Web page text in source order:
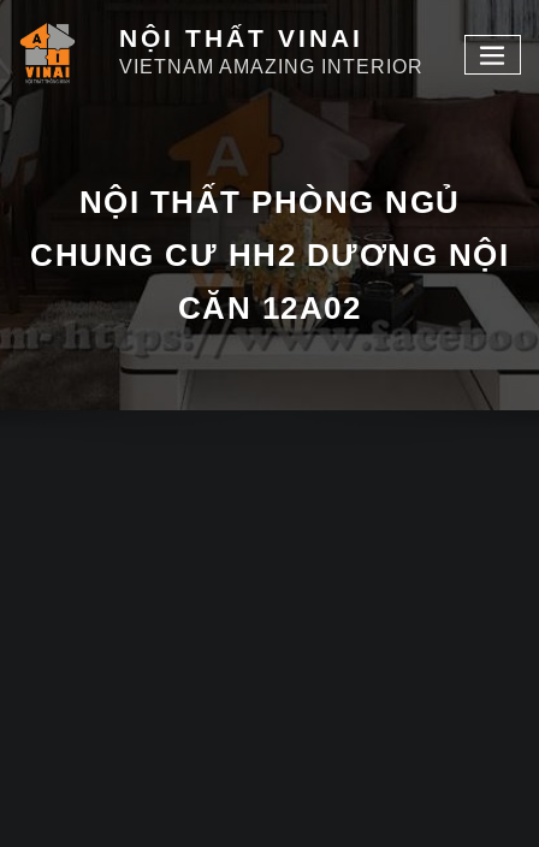
NỘI THẤT VINAI
VIETNAM AMAZING INTERIOR
NỘI THẤT PHÒNG NGỦ
CHUNG CƯ HH2 DƯƠNG NỘI
CĂN 12A02